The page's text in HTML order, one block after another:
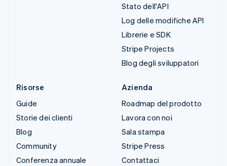
Stato dell'API
Log delle modifiche API
Librerie e SDK
Stripe Projects
Blog degli sviluppatori
Risorse
Guide
Storie dei clienti
Blog
Community
Conferenza annuale
Azienda
Roadmap del prodotto
Lavora con noi
Sala stampa
Stripe Press
Contattaci